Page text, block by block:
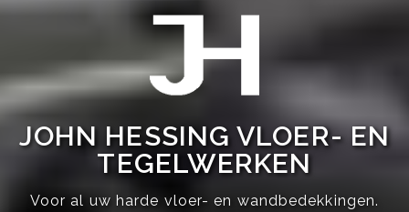
JOHN HESSING VLOER- EN
TEGELWERKEN
Voor al uw harde vloer- en wandbedekkingen.